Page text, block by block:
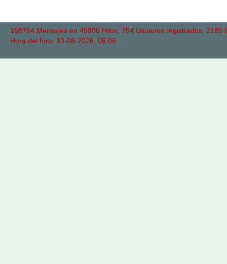
168764 Mensajes en 45800 Hilos, 754 Usuarios registrados,
Hora del foro: 10-08-2026, 05:06